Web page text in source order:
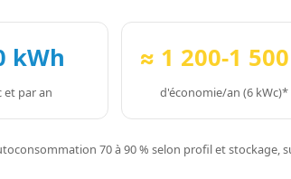
kWh
et par an
≈ 1 200-1
d'économie/an (6 kWc)*
70 à 90 % selon profil et stockage,